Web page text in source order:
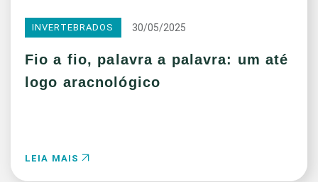
INVERTEBRADOS 30/05/2025
Fio a fio, palavra a palavra: um até
logo aracnológico
LEIA MAIS